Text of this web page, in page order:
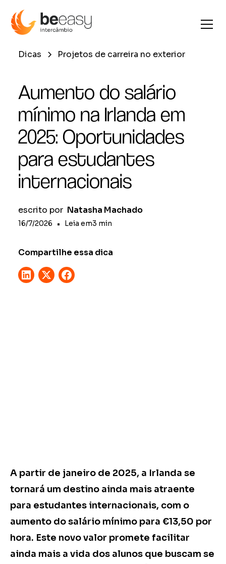
Dicas Projetos de carreira no exterior
Aumento do salário
mínimo na Irlanda em
2025: Oportunidades
para estudantes
internacionais
escrito por Natasha Machado
16/7/2026 • Leia em3 min
Compartilhe essa dica
A partir de janeiro de 2025, a Irlanda se
tornará um destino ainda mais atraente
para estudantes internacionais, com o
aumento do salário mínimo para €13,50 por
hora. Este novo valor promete facilitar
ainda mais a vida dos alunos que buscam se